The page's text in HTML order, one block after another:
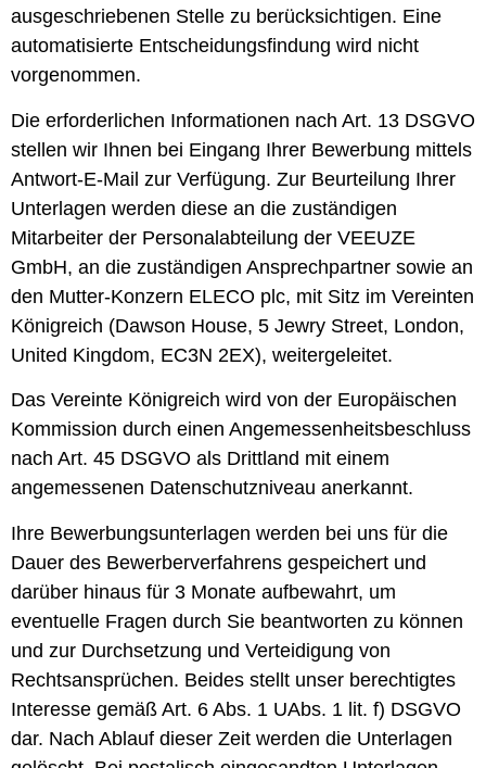
ausgeschriebenen Stelle zu berücksichtigen. Eine
automatisierte Entscheidungsfindung wird nicht
vorgenommen.
Die erforderlichen Informationen nach Art. 13 DSGVO
stellen wir Ihnen bei Eingang Ihrer Bewerbung mittels
Antwort-E-Mail zur Verfügung. Zur Beurteilung Ihrer
Unterlagen werden diese an die zuständigen
Mitarbeiter der Personalabteilung der VEEUZE
GmbH, an die zuständigen Ansprechpartner sowie an
den Mutter-Konzern ELECO plc, mit Sitz im Vereinten
Königreich (Dawson House, 5 Jewry Street, London,
United Kingdom, EC3N 2EX), weitergeleitet.
Das Vereinte Königreich wird von der Europäischen
Kommission durch einen Angemessenheitsbeschluss
nach Art. 45 DSGVO als Drittland mit einem
angemessenen Datenschutzniveau anerkannt.
Ihre Bewerbungsunterlagen werden bei uns für die
Dauer des Bewerberverfahrens gespeichert und
darüber hinaus für 3 Monate aufbewahrt, um
eventuelle Fragen durch Sie beantworten zu können
und zur Durchsetzung und Verteidigung von
Rechtsansprüchen. Beides stellt unser berechtigtes
Interesse gemäß Art. 6 Abs. 1 UAbs. 1 lit. f) DSGVO
dar. Nach Ablauf dieser Zeit werden die Unterlagen